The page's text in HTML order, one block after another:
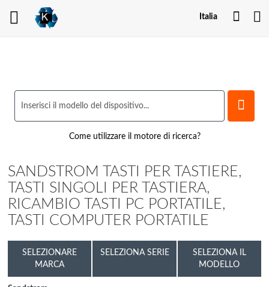
Italia
mio
Come utilizzare il motore di ricerca?
SANDSTROM TASTI PER TASTIERE,
TASTI SINGOLI PER TASTIERA,
RICAMBIO TASTI PC PORTATILE,
TASTI COMPUTER PORTATILE
SELEZIONARE
MARCA
SELEZIONA SERIE
SELEZIONA IL
MODELLO